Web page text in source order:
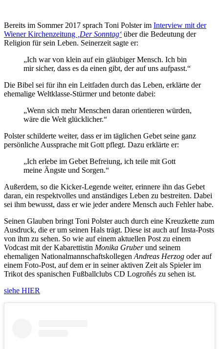
Bereits im Sommer 2017 sprach Toni Polster im Interview mit der
Wiener Kirchenzeitung ‚Der Sonntag‘ über die Bedeutung der
Religion für sein Leben. Seinerzeit sagte er:
„Ich war von klein auf ein gläubiger Mensch. Ich bin
mir sicher, dass es da einen gibt, der auf uns aufpasst.“
Die Bibel sei für ihn ein Leitfaden durch das Leben, erklärte der
ehemalige Weltklasse-Stürmer und betonte dabei:
„Wenn sich mehr Menschen daran orientieren würden,
wäre die Welt glücklicher.“
Polster schilderte weiter, dass er im täglichen Gebet seine ganz
persönliche Aussprache mit Gott pflegt. Dazu erklärte er:
„Ich erlebe im Gebet Befreiung, ich teile mit Gott
meine Ängste und Sorgen.“
Außerdem, so die Kicker-Legende weiter, erinnere ihn das Gebet
daran, ein respektvolles und anständiges Leben zu bestreiten. Dabei
sei ihm bewusst, dass er wie jeder andere Mensch auch Fehler habe.
Seinen Glauben bringt Toni Polster auch durch eine Kreuzkette zum
Ausdruck, die er um seinen Hals trägt. Diese ist auch auf Insta-Posts
von ihm zu sehen. So wie auf einem aktuellen Post zu einem
Vodcast mit der Kabarettistin Monika Gruberund seinem
ehemaligen Nationalmannschaftskollegen Andreas Herzog oder auf
einem Foto-Post, auf dem er in seiner aktiven Zeit als Spieler im
Trikot des spanischen Fußballclubs CD Logroñés zu sehen ist.
siehe HIER